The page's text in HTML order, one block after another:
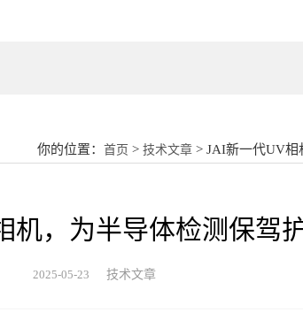
你的位置：首页 >技术文章 > JAI新一代UV相
，为半导体检测保驾护
2025-05-23 技术文章